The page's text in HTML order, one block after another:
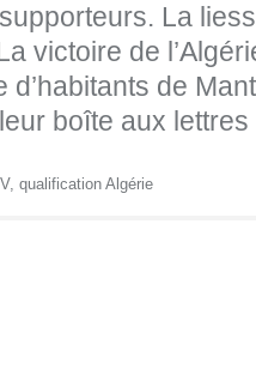
La
victoire de
d’habitants de
boîte aux
, qualification Algérie